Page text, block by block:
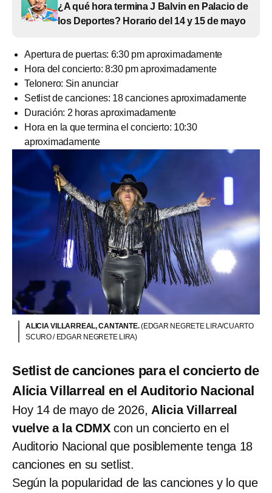
¿A qué hora termina J Balvin en Palacio de
los Deportes? Horario del 14 y 15 de mayo
Apertura de puertas: 6:30 pm aproximadamente
Hora del concierto: 8:30 pm aproximadamente
Telonero: Sin anunciar
Setlist de canciones: 18 canciones aproximadamente
Duración: 2 horas aproximadamente
Hora en la que termina el concierto: 10:30
aproximadamente
ALICIA VILLARREAL, CANTANTE.(EDGAR NEGRETE LIRA/CUARTO
SCURO / EDGAR NEGRETE LIRA)
Setlist de canciones para el concierto de
Alicia Villarreal en el Auditorio Nacional
Hoy 14 de mayo de 2026, Alicia Villarreal
vuelve a la CDMXcon un concierto en el
Auditorio Nacional que posiblemente tenga 18
canciones en su setlist.
Según la popularidad de las canciones y lo que